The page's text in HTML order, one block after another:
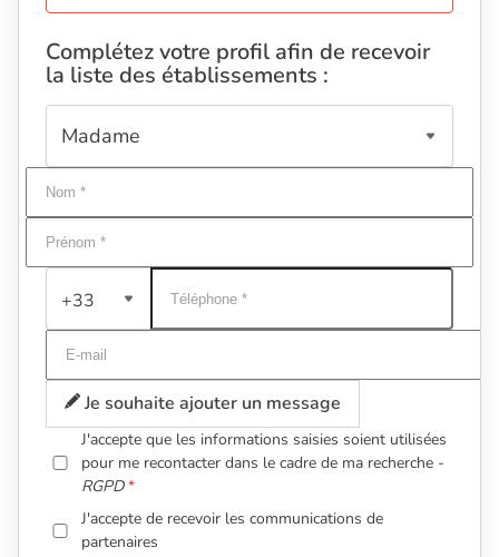
Complétez votre profil afin de recevoir
la liste des établissements :
+33
Je souhaite ajouter un message
J'accepte que les informations saisies soient utilisées
pour me recontacter dans le cadre de ma recherche -
RGPD
J'accepte de recevoir les communications de
partenaires